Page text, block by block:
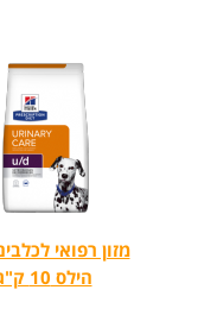
הילס 10 ק"ג